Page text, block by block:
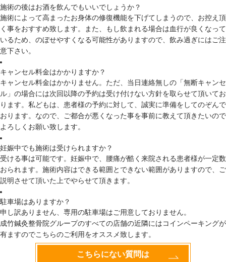
施術の後はお酒を飲んでもいいでしょうか？
施術によって高まったお身体の修復機能を下げてしまうので、お控え頂
く事をおすすめ致します。また、もし飲まれる場合は血行が良くなって
いるため、のぼせやすくなる可能性がありますので、飲み過ぎにはご注
意下さい。
キャンセル料金はかかりますか？
キャンセル料金はかかりません。ただ、当日連絡無しの「無断キャンセ
ル」の場合には次回以降の予約は受け付けない方針を取らせて頂いてお
ります。私どもは、患者様の予約に対して、誠実に準備をしてのぞんで
おります。なので、ご都合が悪くなった事を事前に教えて頂きたいので
よろしくお願い致します。
妊娠中でも施術は受けられますか？
受ける事は可能です。妊娠中で、腰痛が酷く来院される患者様が一定数
おられます。施術内容はできる範囲とできない範囲がありますので、ご
説明させて頂いた上でやらせて頂きます。
駐車場はありますか？
申し訳ありません、専用の駐車場はご用意しておりません。
成竹鍼灸整骨院グループのすべての店舗の近隣にはコインペーキングが
有ますのでこちらのご利用をオススメ致します。
こちらにない質問は